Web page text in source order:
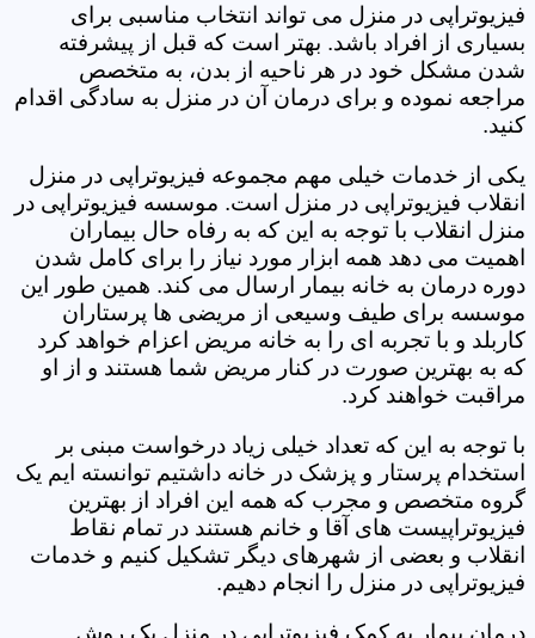
فیزیوتراپی در منزل می تواند انتخاب مناسبی برای
بسیاری از افراد باشد. بهتر است که قبل از پیشرفته
شدن مشکل خود در هر ناحیه از بدن، به متخصص
مراجعه نموده و برای درمان آن در منزل به سادگی اقدام
کنید.
یکی از خدمات خیلی مهم مجموعه فیزیوتراپی در منزل
انقلاب فیزیوتراپی در منزل است. موسسه فیزیوتراپی در
منزل انقلاب با توجه به این که به رفاه حال بیماران
اهمیت می دهد همه ابزار مورد نیاز را برای کامل شدن
دوره درمان به خانه بیمار ارسال می کند. همین طور این
موسسه برای طیف وسیعی از مریضی ها پرستاران
کاربلد و با تجربه ای را به خانه مریض اعزام خواهد کرد
که به بهترین صورت در کنار مریض شما هستند و از او
مراقبت خواهند کرد.
با توجه به این که تعداد خیلی زیاد درخواست مبنی بر
استخدام پرستار و پزشک در خانه داشتیم توانسته ایم یک
گروه متخصص و مجرب که همه این افراد از بهترین
فیزیوتراپیست های آقا و خانم هستند در تمام نقاط
انقلاب و بعضی از شهرهای دیگر تشکیل کنیم و خدمات
فیزیوتراپی در منزل را انجام دهیم.
درمان بیمار به کمک فیزیوتراپی در منزل یک روش